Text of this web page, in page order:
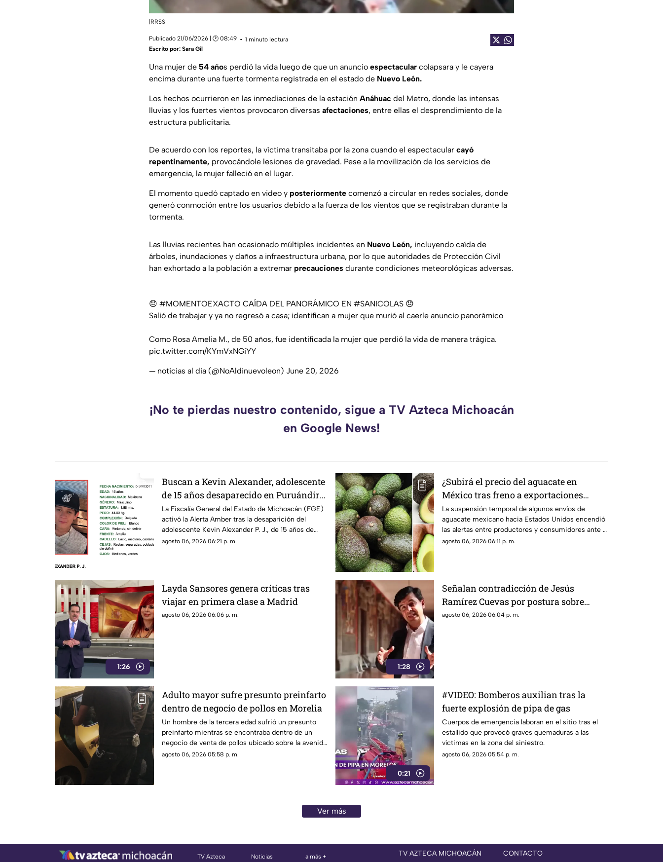
|RRSS
Publicado 21/06/2026 | 🕑 08:49
1 minuto lectura
Escrito por: Sara Gil
Una mujer de 54 años perdió la vida luego de que un anuncio espectacular colapsara y le cayera
encima durante una fuerte tormenta registrada en el estado de Nuevo León.
Los hechos ocurrieron en las inmediaciones de la estación Anáhuac del Metro, donde las intensas
lluvias y los fuertes vientos provocaron diversas afectaciones, entre ellas el desprendimiento de la
estructura publicitaria.
De acuerdo con los reportes, la víctima transitaba por la zona cuando el espectacular cayó
repentinamente, provocándole lesiones de gravedad. Pese a la movilización de los servicios de
emergencia, la mujer falleció en el lugar.
El momento quedó captado en video y posteriormente comenzó a circular en redes sociales, donde
generó conmoción entre los usuarios debido a la fuerza de los vientos que se registraban durante la
tormenta.
Las lluvias recientes han ocasionado múltiples incidentes en Nuevo León, incluyendo caída de
árboles, inundaciones y daños a infraestructura urbana, por lo que autoridades de Protección Civil
han exhortado a la población a extremar precauciones durante condiciones meteorológicas adversas.
😞 #MOMENTOEXACTO CAÍDA DEL PANORÁMICO EN #SANICOLAS 😞
Salió de trabajar y ya no regresó a casa; identifican a mujer que murió al caerle anuncio panorámico
Como Rosa Amelia M., de 50 años, fue identificada la mujer que perdió la vida de manera trágica.
pic.twitter.com/KYmVxNGiYY
— noticias al dia (@NoAldinuevoleon) June 20, 2026
¡No te pierdas nuestro contenido, sigue a TV Azteca Michoacán
en Google News!
Buscan a Kevin Alexander, adolescente
de 15 años desaparecido en Puruándiro,
Michoacán; activan Alerta Amber
La Fiscalía General del Estado de Michoacán (FGE)
activó la Alerta Amber tras la desaparición del
adolescente Kevin Alexander P. J., de 15 años de
edad, quien fue visto por última vez el pasado 1 de
agosto 06, 2026 06:21 p. m.
¿Subirá el precio del aguacate en
México tras freno a exportaciones
hacia Estados Unidos?
La suspensión temporal de algunos envíos de
aguacate mexicano hacia Estados Unidos encendió
las alertas entre productores y consumidores ante la
posibilidad de un impacto en los precios del llamado
agosto 06, 2026 06:11 p. m.
1:26
Layda Sansores genera críticas tras
viajar en primera clase a Madrid
agosto 06, 2026 06:06 p. m.
1:28
Señalan contradicción de Jesús
Ramírez Cuevas por postura sobre
publicidad oficial y medios
agosto 06, 2026 06:04 p. m.
Adulto mayor sufre presunto preinfarto
dentro de negocio de pollos en Morelia
Un hombre de la tercera edad sufrió un presunto
preinfarto mientras se encontraba dentro de un
negocio de venta de pollos ubicado sobre la avenida
Lázaro Cárdenas, en Morelia, durante la tarde de
agosto 06, 2026 05:58 p. m.
0:21
#VIDEO: Bomberos auxilian tras la
fuerte explosión de pipa de gas
Cuerpos de emergencia laboran en el sitio tras el
estallido que provocó graves quemaduras a las
víctimas en la zona del siniestro.
agosto 06, 2026 05:54 p. m.
Ver más
TV Azteca Noticias a más + TV AZTECA MICHOACÁN CONTACTO